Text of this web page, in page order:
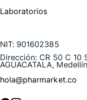
Laboratorios
NIT: 901602385
Dirección: CR 50 C 10
AGUACATALA,
hola@pharmarket.co